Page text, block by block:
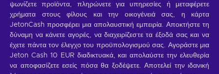
ψωνίζετε προϊόντα, πληρώνετε για υπηρεσίες ή μεταφέρετε
χρήματα στους φίλους και την οικογένειά σας, η κάρτα
JetonCash προσφέρει μια απολαυστική εμπειρία. Αποκτήστε τη
δύναμη να κάνετε αγορές, να διαχειρίζεστε τα έξοδά σας και να
έχετε πάντα τον έλεγχο του προϋπολογισμού σας. Αγοράστε μια
Jeton Cash 10 EUR διαδικτυακά, και απολαύστε την ελευθερία
να αποφασίζετε εσείς πόσα θα ξοδέψετε. Αποτελεί την ιδανική